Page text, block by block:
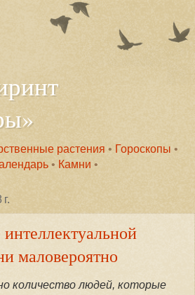
растения • Гороскопы •
• Камни •
маловероятно
количество людей, которые